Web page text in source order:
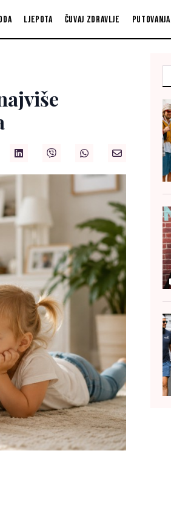
Ljepota Čuvaj zdravlje Putovanja